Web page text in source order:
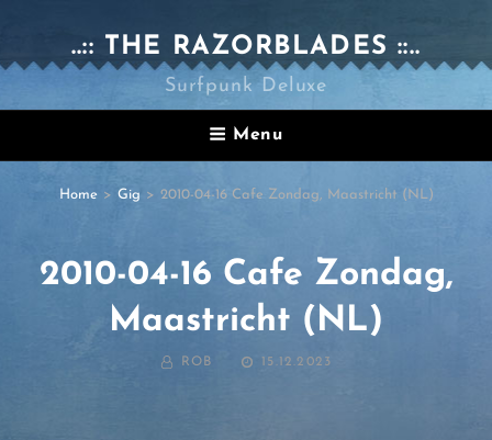
..:: THE RAZORBLADES ::..
Surfpunk Deluxe
Menu
Home > Gig > 2010-04-16 Cafe Zondag, Maastricht (NL)
2010-04-16 Cafe Zondag,
Maastricht (NL)
BY ROB
POSTED
15.12.2023